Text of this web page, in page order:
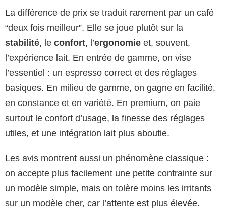
La différence de prix se traduit rarement par un café
“deux fois meilleur”. Elle se joue plutôt sur la
stabilité, le confort, l’ergonomie et, souvent,
l’expérience lait. En entrée de gamme, on vise
l’essentiel : un espresso correct et des réglages
basiques. En milieu de gamme, on gagne en facilité,
en constance et en variété. En premium, on paie
surtout le confort d’usage, la finesse des réglages
utiles, et une intégration lait plus aboutie.
Les avis montrent aussi un phénomène classique :
on accepte plus facilement une petite contrainte sur
un modèle simple, mais on tolère moins les irritants
sur un modèle cher, car l’attente est plus élevée.